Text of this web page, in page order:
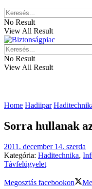
No Result
View All Result
No Result
View All Result
Home Hadiipar
Sorra hullanak
2011. december 14. szerda
Kategória: Haditechnika,
Távfelügyelet
Megosztás facebookon